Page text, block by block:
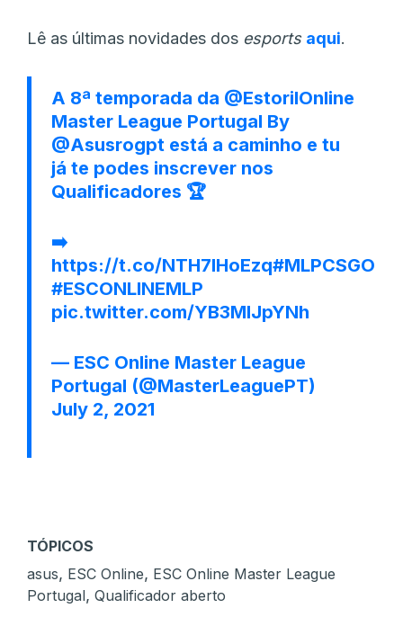
Lê as últimas novidades dos esports aqui.
A 8ª temporada da @EstorilOnline
Master League Portugal By
@Asusrogpt está a caminho e tu
já te podes inscrever nos
Qualificadores 🏆
➡️
https://t.co/NTH7lHoEzq#MLPCSGO
#ESCONLINEMLP
pic.twitter.com/YB3MIJpYNh
— ESC Online Master League
Portugal (@MasterLeaguePT)
July 2, 2021
TÓPICOS
asus, ESC Online, ESC Online Master League
Portugal, Qualificador aberto